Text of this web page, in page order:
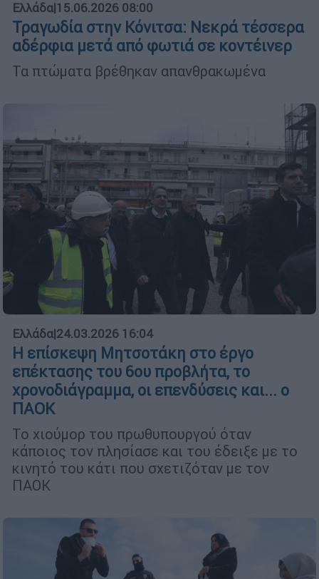
Ελλάδα|15.06.2026 08:00
Τραγωδία στην Κόνιτσα: Νεκρά τέσσερα
αδέρφια μετά από φωτιά σε κοντέινερ
Τα πτώματα βρέθηκαν απανθρακωμένα
Ελλάδα|24.03.2026 16:04
Η επίσκεψη Μητσοτάκη στο έργο
επέκτασης του 6ου προβλήτα, το
χρονοδιάγραμμα, οι επενδύσεις και... ο
ΠΑΟΚ
Το χιούμορ του πρωθυπουργού όταν
κάποιος τον πλησίασε και του έδειξε με το
κινητό του κάτι που σχετιζόταν με τον
ΠΑΟΚ